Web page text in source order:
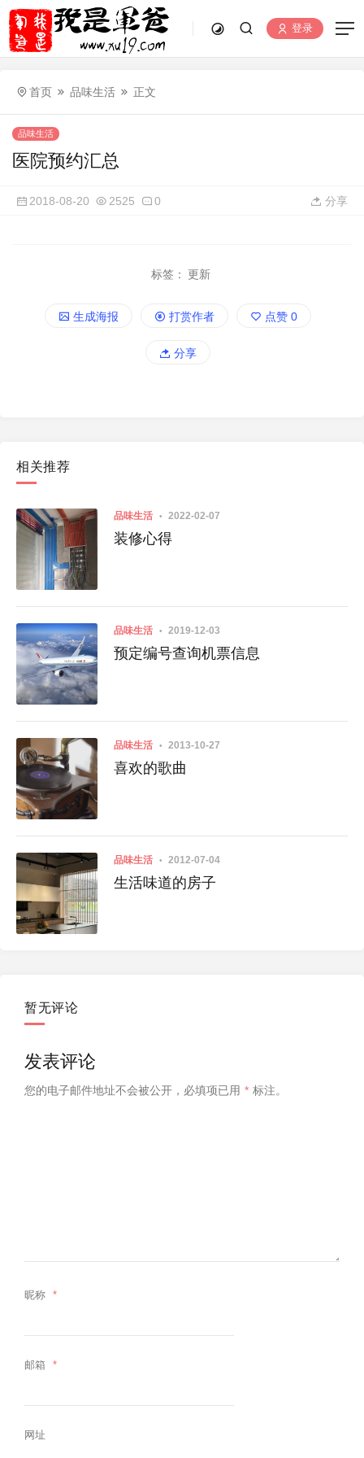
登录
首页 品味生活 正文
品味生活
医院预约汇总
2018-08-20 2525 0 分享
标签： 更新
生成海报 打赏作者 点赞 0
分享
相关推荐
品味生活 2022-02-07
装修心得
品味生活 2019-12-03
预定编号查询机票信息
品味生活 2013-10-27
喜欢的歌曲
品味生活 2012-07-04
生活味道的房子
暂无评论
发表评论
您的电子邮件地址不会被公开， 必填项已用 * 标注。
昵称 *
邮箱 *
网址